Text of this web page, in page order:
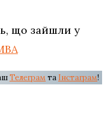
що зайшли у
Телеграм та Інстаграм!